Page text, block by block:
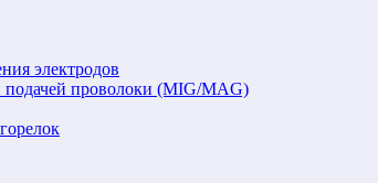
электродов
подачей проволоки (MIG/MAG)